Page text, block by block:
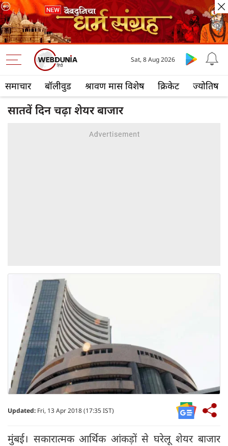
समाचार बॉलीवुड श्रावण मास विशेष क्रिकेट ज्योतिष
Sat, 8 Aug 2026
सातवें दिन चढ़ा शेयर बाजार
Updated: Fri, 13 Apr 2018 (17:35 IST)
मुंबई। सकारात्मक आर्थिक आंकड़ों से घरेलू शेयर बाजार